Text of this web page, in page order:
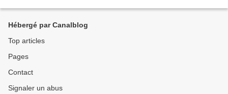
Hébergé par Canalblog
Top articles
Pages
Contact
Signaler un abus